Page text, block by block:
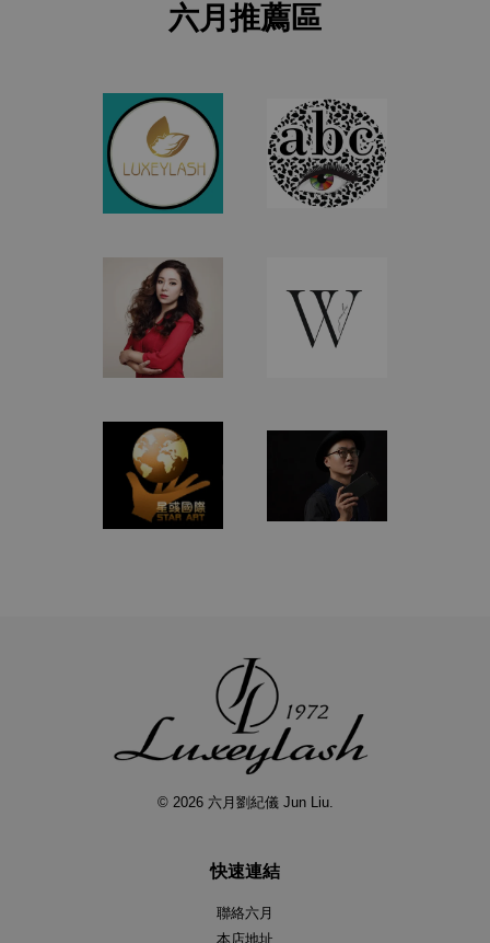
六月推薦區
© 2026 六月劉紀儀 Jun Liu.
快速連結
聯絡六月
本店地址